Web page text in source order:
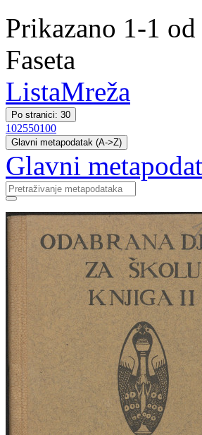
Prikazano 1-1 od
Faseta
ListaMreža
Po stranici: 30
102550100
Glavni metapodatak (A->Z)
Glavni